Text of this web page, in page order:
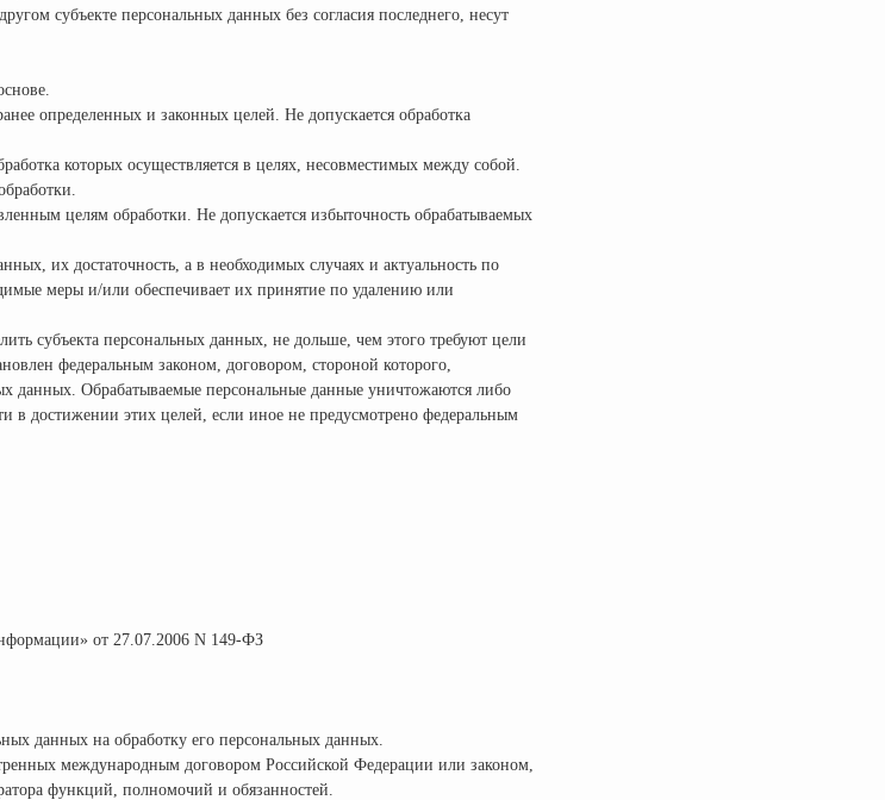
субъекте персональных данных без согласия последнего, несут
определенных и законных целей. Не допускается обработка
которых осуществляется в целях, несовместимых между собой.
целям обработки. Не допускается избыточность обрабатываемых
их достаточность, а в необходимых случаях и актуальность по
меры и/или обеспечивает их принятие по удалению или
субъекта персональных данных, не дольше, чем этого требуют цели
федеральным законом, договором, стороной которого,
данных. Обрабатываемые персональные данные уничтожаются либо
в достижении этих целей, если иное не предусмотрено федеральным
от 27.07.2006 N 149-ФЗ
данных на обработку его персональных данных.
международным договором Российской Федерации или законом,
функций, полномочий и обязанностей.